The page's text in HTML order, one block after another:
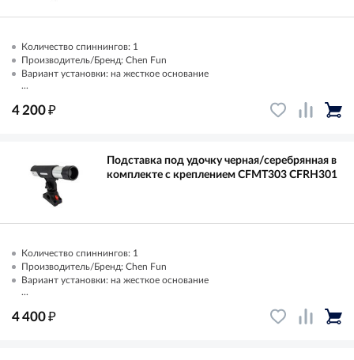
Количество спиннингов: 1
Производитель/Бренд: Chen Fun
Вариант установки: на жесткое основание
...
4 200₽
Подставка под удочку черная/серебрянная в
комплекте с креплением CFMT303 CFRH301
Количество спиннингов: 1
Производитель/Бренд: Chen Fun
Вариант установки: на жесткое основание
...
4 400₽